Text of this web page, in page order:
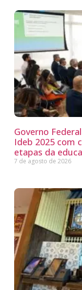
Governo
Ideb 2025 com
etapas da
7 de agosto de 2026